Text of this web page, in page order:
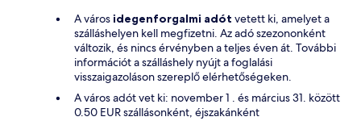
A városidegenforgalmi adót vetett ki, amelyet a
szálláshelyen kell megfizetni. Az adó szezononként
változik, és nincs érvényben a teljes éven át. További
információt a szálláshely nyújt a foglalási
visszaigazoláson szereplő elérhetőségeken.
A város adót vet ki: november 1 . és március 31. között
0.50 EUR szállásonként, éjszakánként